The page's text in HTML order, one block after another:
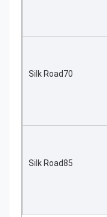
Silk Road70
Silk Road85